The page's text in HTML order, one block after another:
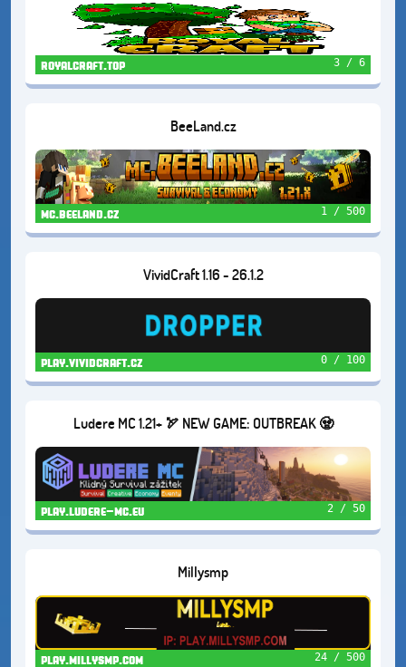
royalcraft.top 3 / 6
BeeLand.cz
mc.beeland.cz 1 / 500
VividCraft 1.16 - 26.1.2
play.vividcraft.cz 0 / 100
Ludere MC 1.21+ 🏹 NEW GAME: OUTBREAK 🧟
play.ludere-mc.eu 2 / 50
Millysmp
play.millysmp.com 24 / 500